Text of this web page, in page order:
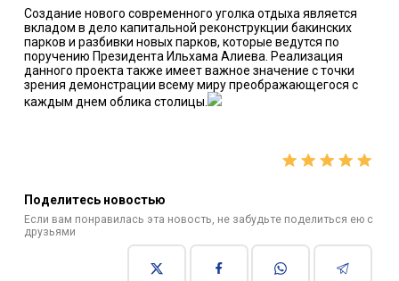
Создание нового современного уголка отдыха является
вкладом в дело капитальной реконструкции бакинских
парков и разбивки новых парков, которые ведутся по
поручению Президента Ильхама Алиева. Реализация
данного проекта также имеет важное значение с точки
зрения демонстрации всему миру преображающегося с
каждым днем облика столицы.
Поделитесь новостью
Если вам понравилась эта новость, не забудьте поделиться ею с
друзьями